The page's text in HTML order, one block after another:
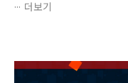
더보기